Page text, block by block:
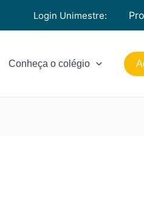
Login Unimestre:
Conheça o colégio